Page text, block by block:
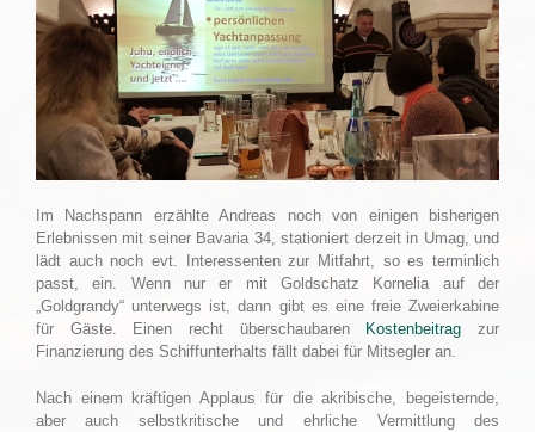
Im Nachspann erzählte Andreas noch von einigen bisherigen
Erlebnissen mit seiner Bavaria 34, stationiert derzeit in Umag, und
lädt auch noch evt. Interessenten zur Mitfahrt, so es terminlich
passt, ein. Wenn nur er mit Goldschatz Kornelia auf der
„Goldgrandy“ unterwegs ist, dann gibt es eine freie Zweierkabine
für Gäste. Einen recht überschaubaren Kostenbeitrag zur
Finanzierung des Schiffunterhalts fällt dabei für Mitsegler an.
Nach einem kräftigen Applaus für die akribische, begeisternde,
aber auch selbstkritische und ehrliche Vermittlung des